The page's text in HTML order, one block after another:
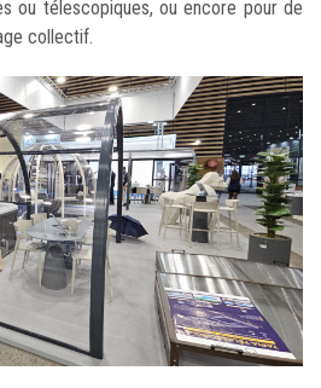
ou télescopiques, ou encore pour de
collectif.